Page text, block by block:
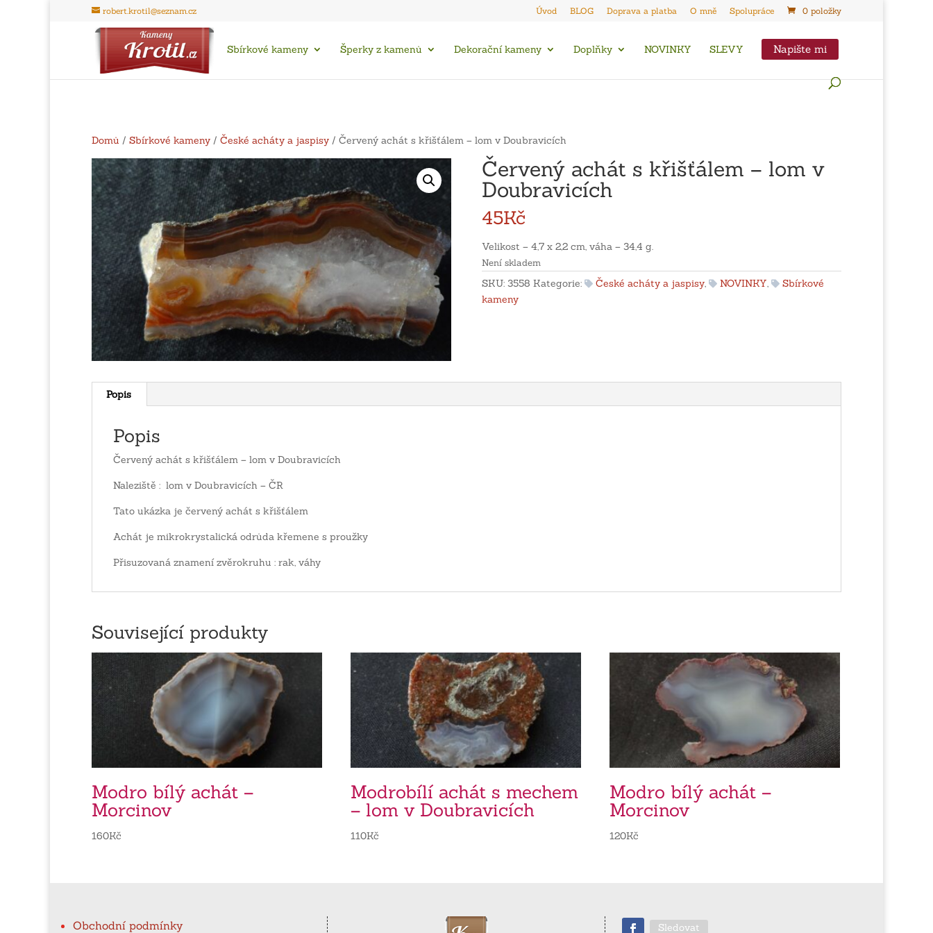
robert.krotil@seznam.cz Úvod BLOG Doprava a platba O mně Spolupráce 0 položky
Sbírkové kameny Šperky z kamenů Dekorační kameny Doplňky NOVINKY SLEVY Napište mi
Domů / Sbírkové kameny / České acháty a jaspisy / Červený achát s křišťálem – lom v Doubravicích
Červený achát s křišťálem – lom v
Doubravicích
45Kč
Velikost – 4,7 x 2,2 cm, váha – 34,4 g.
Není skladem
SKU: 3558 Kategorie: České acháty a jaspisy, NOVINKY,
Sbírkové
kameny
Popis
Popis
Červený achát s křišťálem – lom v Doubravicích
Naleziště : lom v Doubravicích – ČR
Tato ukázka je červený achát s křišťálem
Achát je mikrokrystalická odrůda křemene s proužky
Přisuzovaná znamení zvěrokruhu : rak, váhy
Související produkty
Modro bílý achát –
Morcinov
160Kč
Modrobílí achát s mechem
– lom v Doubravicích
110Kč
Modro bílý achát –
Morcinov
120Kč
Obchodní podmínky Sledovat